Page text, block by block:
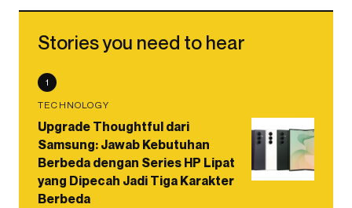
Stories you need to hear
1
TECHNOLOGY
Upgrade Thoughtful dari
Samsung: Jawab Kebutuhan
Berbeda dengan Series HP Lipat
yang Dipecah Jadi Tiga Karakter
Berbeda